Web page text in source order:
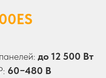
до 12 500 Вт
60−480 В